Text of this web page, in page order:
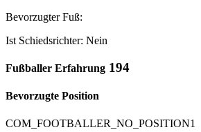
Bevorzugter Fuß:
Ist Schiedsrichter: Nein
Fußballer Erfahrung 194
Bevorzugte Position
COM_FOOTBALLER_NO_POSITION1